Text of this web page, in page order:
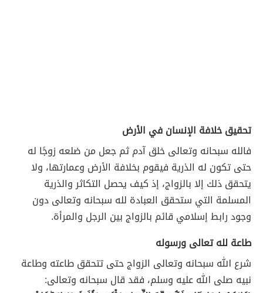
تحقيق خلافة الإنسان في الأرض
فالله سبحانه وتعالى خلق آدم ثم جعل من ضلعه زوجًا له
حتى تكون له الذرية فيقوم بخلافة الأرض وعمارتها، ولا
يتحقق ذلك إلا بالزواج، إذ كيف يحصل التكاثر والذرية
المسلمة التي ستحقق العبادة لله سبحانه وتعالى دون
وجود رابط إسلامي قائم بالزواج بين الرجل والمرأة.
طاعة لله تعالى ورسوله
شرع الله سبحانه وتعالى الزواج حتى تتحقق طاعته وطاعة
نبيه صلى الله عليه وسلم، فقد قال سبحانه وتعالى: